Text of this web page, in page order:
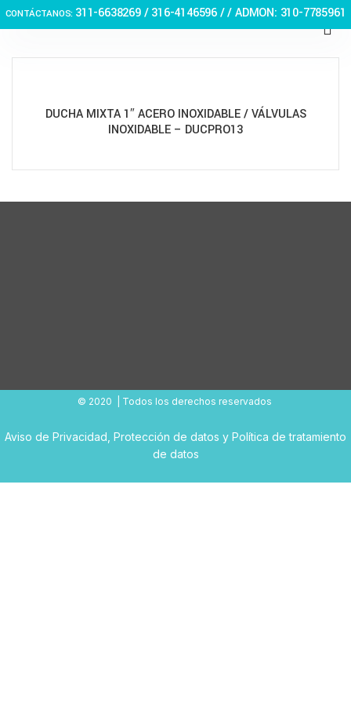
CONTÁCTANOS: 311-6638269 /316-4146596 / / ADMON: 310-7785961
DUCHA MIXTA 1″ ACERO INOXIDABLE / VÁLVULAS
INOXIDABLE – DUCPRO13
© 2020 | Todos los derechos reservados
Aviso de Privacidad Protección de datos y Política de tratamiento
de datos